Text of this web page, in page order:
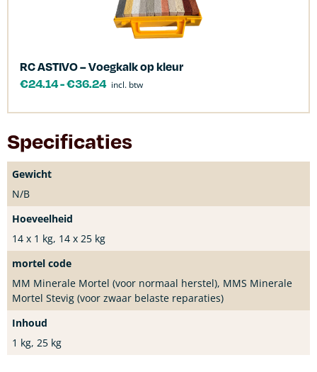
RC ASTIVO – Voegkalk op kleur
€24.14-€36.24 incl. btw
Specificaties
Gewicht
N/B
Hoeveelheid
14 x 1 kg, 14 x 25 kg
mortel code
MM Minerale Mortel (voor normaal herstel), MMS Minerale
Mortel Stevig (voor zwaar belaste reparaties)
Inhoud
1 kg, 25 kg